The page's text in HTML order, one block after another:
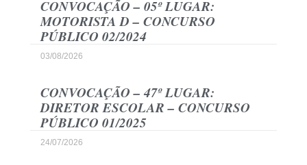
CONVOCAÇÃO – 05º LUGAR:
MOTORISTA D – CONCURSO
PÚBLICO 02/2024
03/08/2026
CONVOCAÇÃO – 47º LUGAR:
DIRETOR ESCOLAR – CONCURSO
PÚBLICO 01/2025
24/07/2026